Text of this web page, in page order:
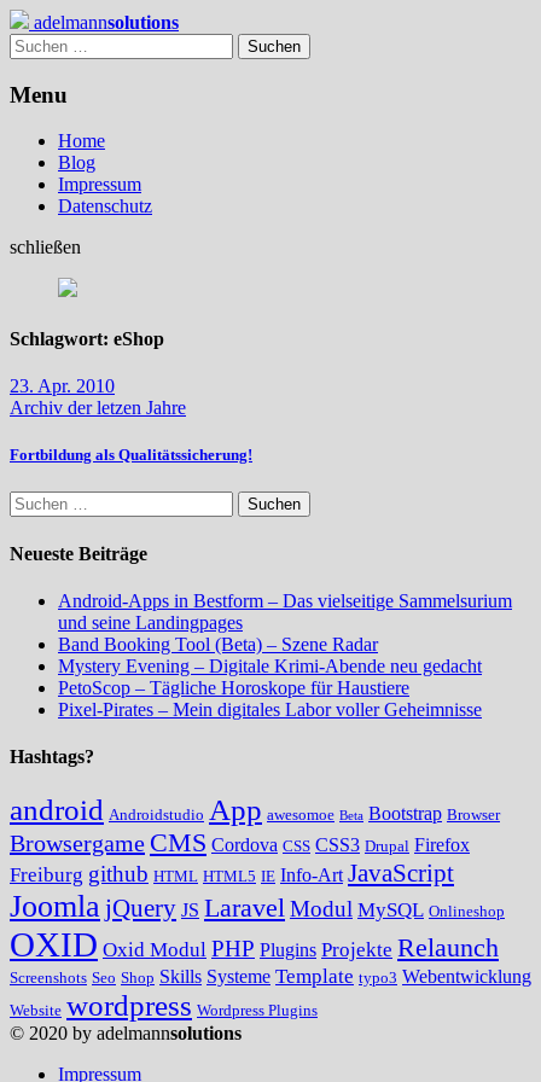
Skip
to
content
adelmannsolutions
Suchen
nach:
Menu
Home
Blog
Impressum
Datenschutz
schließen
Schlagwort: eShop
23. Apr. 2010
Archiv der letzen Jahre
Fortbildung als Qualitätssicherung!
Suchen
nach:
Neueste Beiträge
Android-Apps in Bestform – Das vielseitige Sammelsurium
und seine Landingpages
Band Booking Tool (Beta) – Szene Radar
Mystery Evening – Digitale Krimi-Abende neu gedacht
PetoScop – Tägliche Horoskope für Haustiere
Pixel-Pirates – Mein digitales Labor voller Geheimnisse
Hashtags?
android Androidstudio App awesomoe Beta Bootstrap Browser
Browsergame CMS Cordova CSS CSS3 Drupal Firefox
Freiburg github HTML HTML5 IE Info-Art JavaScript
JoomlajQuery JS LaravelModul MySQL Onlineshop
OXID Oxid Modul PHP Plugins Projekte Relaunch
Screenshots Seo Shop Skills Systeme Template typo3 Webentwicklung
Website wordpress Wordpress Plugins
© 2020 by adelmannsolutions
Impressum